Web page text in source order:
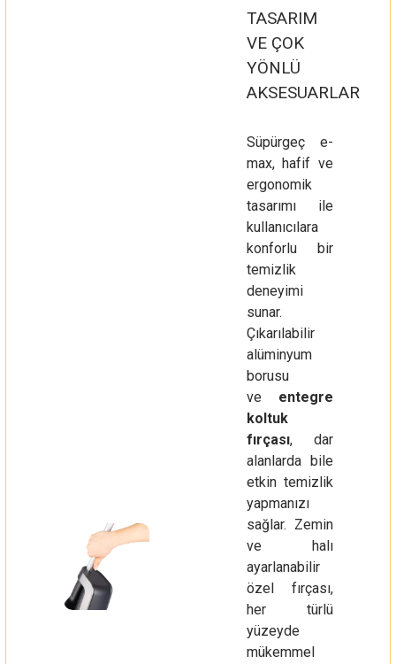
TASARIM
VE ÇOK
YÖNLÜ
AKSESUARLAR
Süpürgeç e-
max, hafif ve
ergonomik
tasarımı ile
kullanıcılara
konforlu bir
temizlik
deneyimi
sunar.
Çıkarılabilir
alüminyum
borusu
ve entegre
koltuk
fırçası, dar
alanlarda bile
etkin temizlik
yapmanızı
sağlar. Zemin
ve halı
ayarlanabilir
özel fırçası,
her türlü
yüzeyde
mükemmel